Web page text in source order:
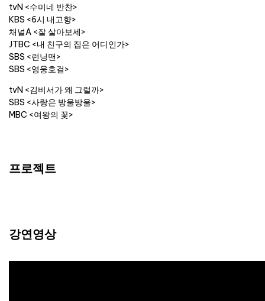
tvN <수미네 반찬>
KBS <6시 내고향>
채널A <잘 살아보세>
JTBC <내 친구의 집은 어디인가>
SBS <런닝맨>
SBS <영웅호걸>
tvN <김비서가 왜 그럴까>
SBS <사랑은 방울방울>
MBC <여왕의 꽃>
프로젝트
강연영상